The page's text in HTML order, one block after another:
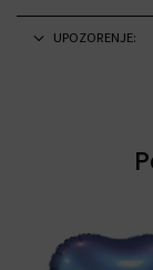
UPOZORENJE: